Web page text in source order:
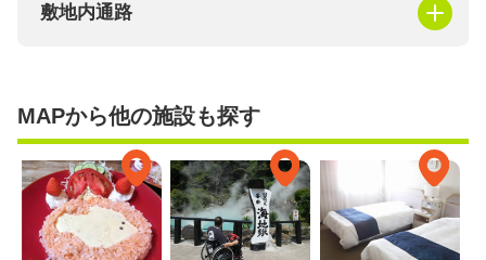
敷地内通路
MAPから他の施設も探す